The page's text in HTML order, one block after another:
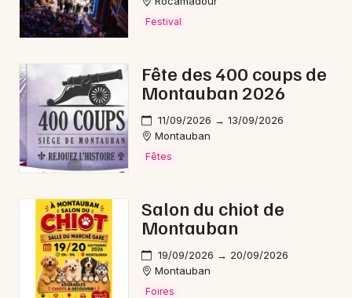
Festival
Fête des 400 coups de
Montauban 2026
11/09/2026 → 13/09/2026
Montauban
Fêtes
Salon du chiot de
Montauban
19/09/2026 → 20/09/2026
Montauban
Foires